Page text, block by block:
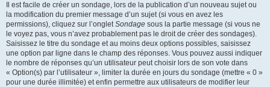
Il est facile de créer un sondage, lors de la publication d’un nouveau sujet ou
la modification du premier message d’un sujet (si vous en avez les
permissions), cliquez sur l’ongletSondage sous la partie message (si vous ne
le voyez pas, vous n’avez probablement pas le droit de créer des sondages).
Saisissez le titre du sondage et au moins deux options possibles, saisissez
une option par ligne dans le champ des réponses. Vous pouvez aussi indiquer
le nombre de réponses qu’un utilisateur peut choisir lors de son vote dans
« Option(s) par l’utilisateur », limiter la durée en jours du sondage (mettre « 0 »
pour une durée illimitée) et enfin permettre aux utilisateurs de modifier leur